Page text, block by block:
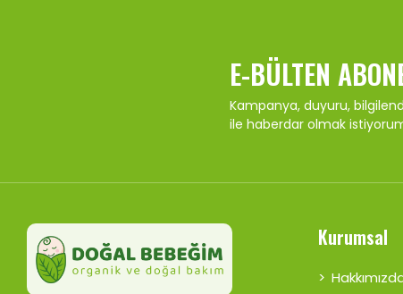
E-BÜLTEN
Kampanya, duyuru,
ile haberdar olmak
Kurumsal